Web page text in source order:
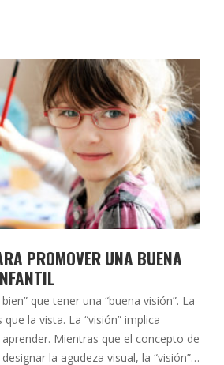
PROMOVER UNA BUENA
que tener una “buena visión”. La
la vista. La “visión” implica
Mientras que el concepto de
la agudeza visual, la “visión”